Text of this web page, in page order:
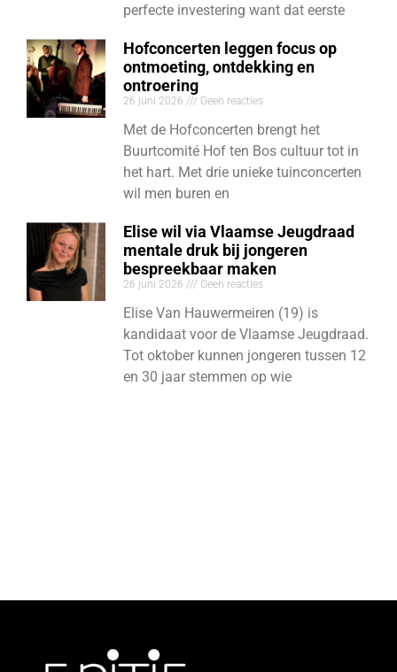
perfecte investering want dat eerste
Hofconcerten leggen focus op
ontmoeting, ontdekking en
ontroering
26 juni 2026 Geen reacties
Met de Hofconcerten brengt het
Buurtcomité Hof ten Bos cultuur tot in
het hart. Met drie unieke tuinconcerten
wil men buren en
Elise wil via Vlaamse Jeugdraad
mentale druk bij jongeren
bespreekbaar maken
26 juni 2026 Geen reacties
Elise Van Hauwermeiren (19) is
kandidaat voor de Vlaamse Jeugdraad.
Tot oktober kunnen jongeren tussen 12
en 30 jaar stemmen op wie